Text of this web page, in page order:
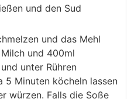
und den Sud
und das Mehl
und 400ml
unter Rühren
5 Minuten köcheln lassen
würzen. Falls die Soße